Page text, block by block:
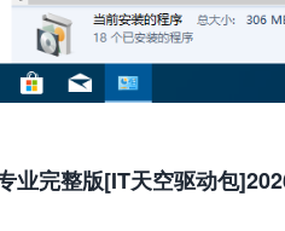
业完整版[IT天空驱动包